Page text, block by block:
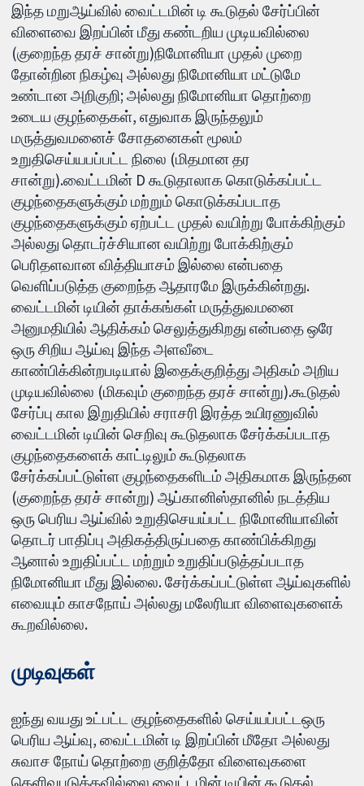
இந்த மறுஆய்வில் வைட்டமின் டி கூடுதல் சேர்ப்பின்
விளைவை இறப்பின் மீது கண்டறிய முடியவில்லை
(குறைந்த தரச் சான்று)நிமோனியா முதல் முறை
தோன்றின நிகழ்வு அல்லது நிமோனியா மட்டுமே
உண்டான அறிகுறி; அல்லது நிமோனியா தொற்றை
உடைய குழந்தைகள், எதுவாக இருந்தலும்
மருத்துவமனைச் சோதனைகள் மூலம்
உறுதிசெய்யபப்பட்ட நிலை (மிதமான தர
சான்று).வைட்டமின் D கூடுதாலாக கொடுக்கப்பட்ட
குழந்தைகளுக்கும் மற்றும் கொடுக்கப்படாத
குழந்தைகளுக்கும் ஏற்பட்ட முதல் வயிற்று போக்கிற்கும்
அல்லது தொடர்ச்சியான வயிற்று போக்கிற்கும்
பெரிதளவான வித்தியாசம் இல்லை என்பதை
வெளிப்படுத்த குறைந்த ஆதாரமே இருக்கின்றது.
வைட்டமின் டியின் தாக்கங்கள் மருத்துவமனை
அனுமதியில் ஆதிக்கம் செலுத்துகிறது என்பதை ஒரே
ஒரு சிறிய ஆய்வு இந்த அளவீடை
காண்பிக்கின்றபடியால் இதைக்குறித்து அதிகம் அறிய
முடியவில்லை (மிகவும் குறைந்த தரச் சான்று).கூடுதல்
சேர்ப்பு கால இறுதியில் சராசரி இரத்த உயிரணுவில்
வைட்டமின் டியின் செறிவு கூடுதலாக சேர்க்கப்படாத
குழந்தைகளைக் காட்டிலும் கூடுதலாக
சேர்க்கப்பட்டுள்ள குழந்தைகளிடம் அதிகமாக இருந்தன
(குறைந்த தரச் சான்று) ஆப்கானிஸ்தானில் நடத்திய
ஒரு பெரிய ஆய்வில் உறுதிசெயய்பட்ட நிமோனியாவின்
தொடர் பாதிப்பு அதிகத்திருப்பதை காண்பிக்கிறது
ஆனால் உறுதிப்பட்ட மற்றும் உறுதிப்படுத்தப்படாத
நிமோனியா மீது இல்லை. சேர்க்கப்பட்டுள்ள ஆய்வுகளில்
எவையும் காசநோய் அல்லது மலேரியா விளைவுகளைக்
கூறவில்லை.
முடிவுகள்
ஐந்து வயது உட்பட்ட குழந்தைகளில் செய்யப்பட்டஒரு
பெரிய ஆய்வு, வைட்டமின் டி இறப்பின் மீதோ அல்லது
சுவாச நோய் தொற்றை குறித்தோ விளைவுகளை
தெளிவுபடுத்தவில்லை வைட்டமின் டியின் கூடுதல்